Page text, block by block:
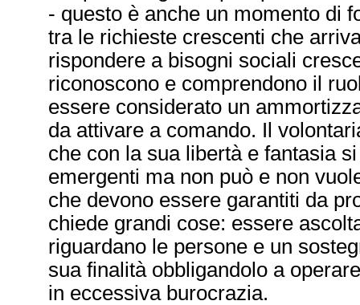
- questo è anche un momento di
tra le richieste crescenti che
rispondere a bisogni sociali
riconoscono e comprendono il
essere considerato un
da attivare a comando. Il
che con la sua libertà e fantasia
emergenti ma non può e non
che devono essere garantiti da
chiede grandi cose: essere
riguardano le persone e un
sua finalità obbligandolo a
in eccessiva burocrazia.